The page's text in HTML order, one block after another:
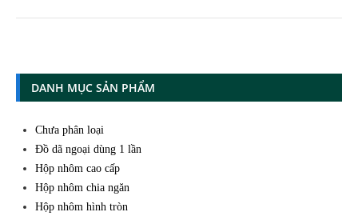
DANH MỤC SẢN PHẨM
Chưa phân loại
Đồ dã ngoại dùng 1 lần
Hộp nhôm cao cấp
Hộp nhôm chia ngăn
Hộp nhôm hình tròn